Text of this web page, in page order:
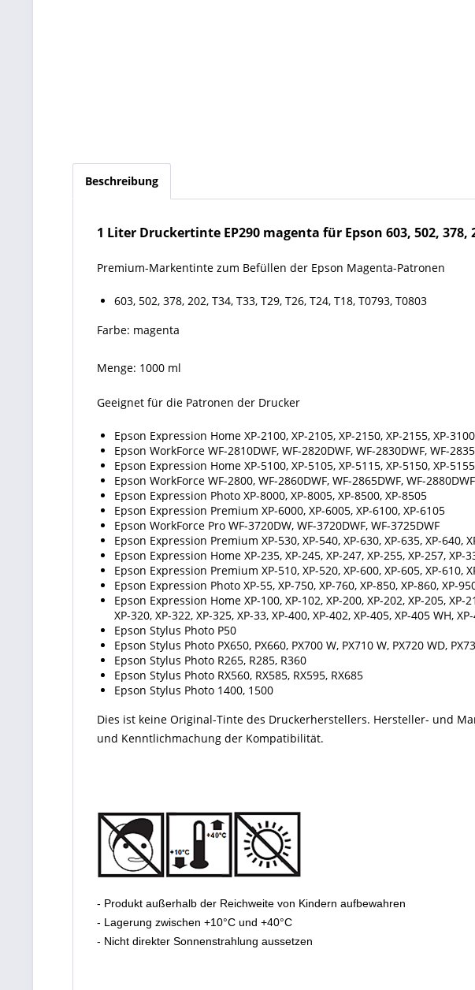
Beschreibung
1 Liter Druckertinte EP290 magenta für Epson 603, 502, 378,
Premium-Markentinte zum Befüllen der Epson Magenta-Patronen
603, 502, 378, 202, T34, T33, T29, T26, T24, T18, T0793, T0803
Farbe: magenta
Menge: 1000 ml
Geeignet für die Patronen der Drucker
Epson Expression Home XP-2100, XP-2105, XP-2150, XP-2155, XP-
Epson WorkForce WF-2810DWF, WF-2820DWF, WF-2830DWF, WF-
Epson Expression Home XP-5100, XP-5105, XP-5115, XP-5150, XP-5155
Epson WorkForce WF-2800, WF-2860DWF, WF-2865DWF, WF-2880DWF
Epson Expression Photo XP-8000, XP-8005, XP-8500, XP-8505
Epson Expression Premium XP-6000, XP-6005, XP-6100, XP-6105
Epson WorkForce Pro WF-3720DW, WF-3720DWF, WF-3725DWF
Epson Expression Premium XP-530, XP-540, XP-630, XP-635, XP-640,
Epson Expression Home XP-235, XP-245, XP-247, XP-255, XP-257, XP-
Epson Expression Premium XP-510, XP-520, XP-600, XP-605, XP-610,
Epson Expression Photo XP-55, XP-750, XP-760, XP-850, XP-860, XP-
Epson Expression Home XP-100, XP-102, XP-200, XP-202, XP-205, XP-
XP-320, XP-322, XP-325, XP-33, XP-400, XP-402, XP-405, XP-405 WH,
Epson Stylus Photo P50
Epson Stylus Photo PX650, PX660, PX700 W, PX710 W, PX720 WD,
Epson Stylus Photo R265, R285, R360
Epson Stylus Photo RX560, RX585, RX595, RX685
Epson Stylus Photo 1400, 1500
Dies ist keine Original-Tinte des Druckerherstellers. Hersteller- und
und Kenntlichmachung der Kompatibilität.
- Produkt außerhalb der Reichweite von Kindern aufbewahren
- Lagerung zwischen +10°C und +40°C
- Nicht direkter Sonnenstrahlung aussetzen